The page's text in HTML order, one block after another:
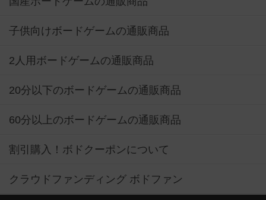
子供向けボードゲームの通販商品
2人用ボードゲームの通販商品
20分以下のボードゲームの通販商品
60分以上のボードゲームの通販商品
割引購入！ボドクーポンについて
クラウドファンディング ボドファン